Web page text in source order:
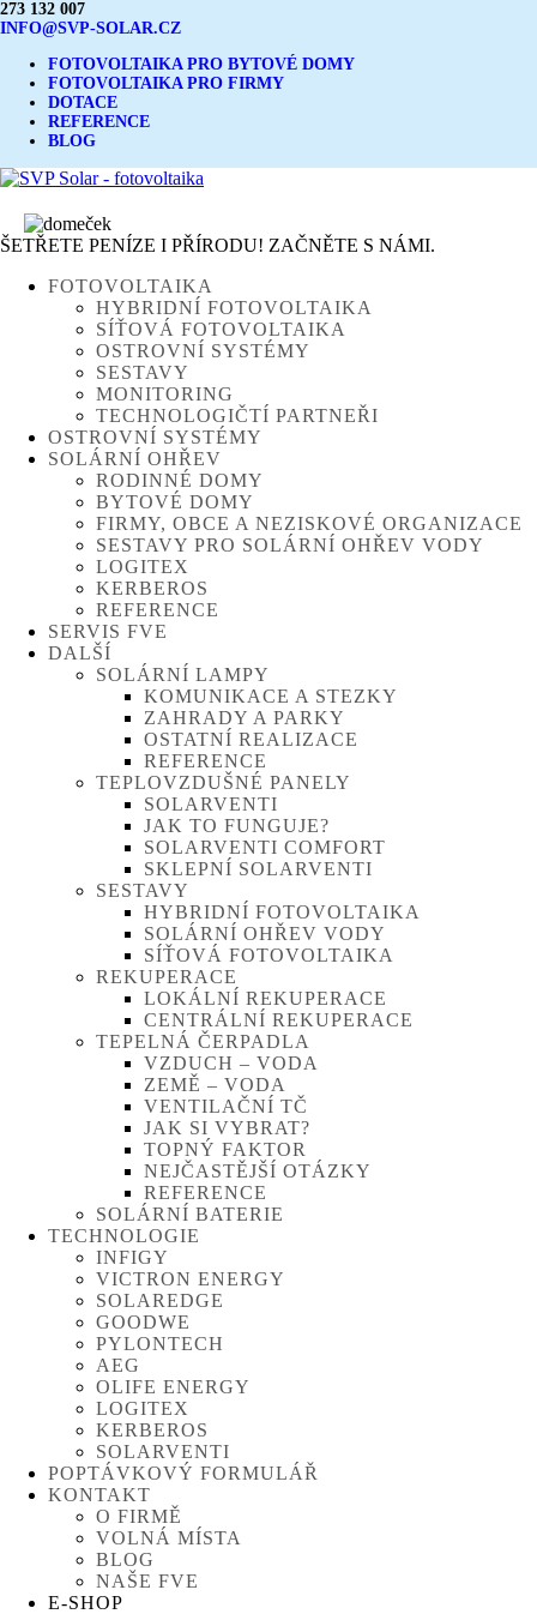
273 132 007
INFO@SVP-SOLAR.CZ
FOTOVOLTAIKA PRO BYTOVÉ DOMY
FOTOVOLTAIKA PRO FIRMY
DOTACE
REFERENCE
BLOG
ŠETŘETE PENÍZE I PŘÍRODU! ZAČNĚTE S NÁMI.
FOTOVOLTAIKA
HYBRIDNÍ FOTOVOLTAIKA
SÍŤOVÁ FOTOVOLTAIKA
OSTROVNÍ SYSTÉMY
SESTAVY
MONITORING
TECHNOLOGIČTÍ PARTNEŘI
OSTROVNÍ SYSTÉMY
SOLÁRNÍ OHŘEV
RODINNÉ DOMY
BYTOVÉ DOMY
FIRMY, OBCE A NEZISKOVÉ ORGANIZACE
SESTAVY PRO SOLÁRNÍ OHŘEV VODY
LOGITEX
KERBEROS
REFERENCE
SERVIS FVE
DALŠÍ
SOLÁRNÍ LAMPY
KOMUNIKACE A STEZKY
ZAHRADY A PARKY
OSTATNÍ REALIZACE
REFERENCE
TEPLOVZDUŠNÉ PANELY
SOLARVENTI
JAK TO FUNGUJE?
SOLARVENTI COMFORT
SKLEPNÍ SOLARVENTI
SESTAVY
HYBRIDNÍ FOTOVOLTAIKA
SOLÁRNÍ OHŘEV VODY
SÍŤOVÁ FOTOVOLTAIKA
REKUPERACE
LOKÁLNÍ REKUPERACE
CENTRÁLNÍ REKUPERACE
TEPELNÁ ČERPADLA
VZDUCH – VODA
ZEMĚ – VODA
VENTILAČNÍ TČ
JAK SI VYBRAT?
TOPNÝ FAKTOR
NEJČASTĚJŠÍ OTÁZKY
REFERENCE
SOLÁRNÍ BATERIE
TECHNOLOGIE
INFIGY
VICTRON ENERGY
SOLAREDGE
GOODWE
PYLONTECH
AEG
OLIFE ENERGY
LOGITEX
KERBEROS
SOLARVENTI
POPTÁVKOVÝ FORMULÁŘ
KONTAKT
O FIRMĚ
VOLNÁ MÍSTA
BLOG
NAŠE FVE
E-SHOP